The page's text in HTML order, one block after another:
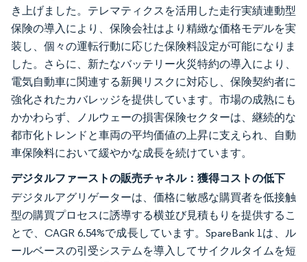
き上げました。テレマティクスを活用した走行実績連動型
保険の導入により、保険会社はより精緻な価格モデルを実
装し、個々の運転行動に応じた保険料設定が可能になりま
した。さらに、新たなバッテリー火災特約の導入により、
電気自動車に関連する新興リスクに対応し、保険契約者に
強化されたカバレッジを提供しています。市場の成熟にも
かかわらず、ノルウェーの損害保険セクターは、継続的な
都市化トレンドと車両の平均価値の上昇に支えられ、自動
車保険料において緩やかな成長を続けています。
デジタルファーストの販売チャネル：獲得コストの低下
デジタルアグリゲーターは、価格に敏感な購買者を低接触
型の購買プロセスに誘導する横並び見積もりを提供するこ
とで、CAGR 6.54%で成長しています。SpareBank 1は、ル
ールベースの引受システムを導入してサイクルタイムを短